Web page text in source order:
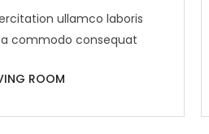
ullamco laboris
commodo consequat
ROOM